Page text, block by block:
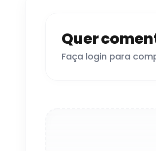
Quer
Faça login para